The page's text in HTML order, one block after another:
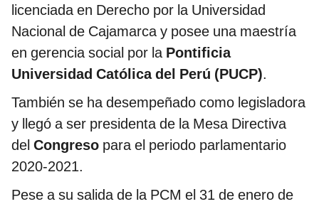
licenciada en Derecho por la Universidad
Nacional de Cajamarca y posee una maestría
en gerencia social por la Pontificia
Universidad Católica del Perú (PUCP).
También se ha desempeñado como legisladora
y llegó a ser presidenta de la Mesa Directiva
del Congreso para el periodo parlamentario
2020-2021.
Pese a su salida de la PCM el 31 de enero de